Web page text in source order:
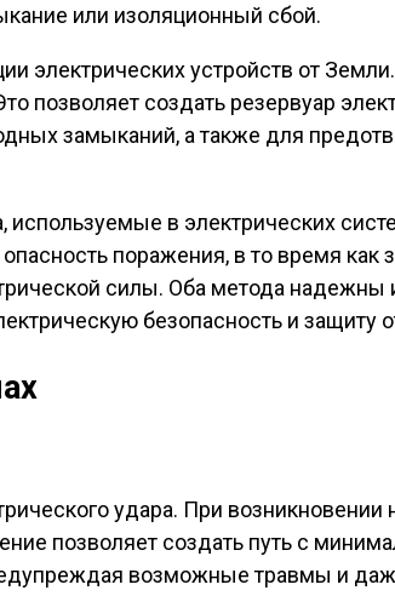
или изоляционный сбой.
электрических устройств от
позволяет создать резервуар
замыканий, а также для
в электрических
поражения, в то время как
силы. Оба метода
безопасность и защиту
удара. При
позволяет создать путь с
возможные травмы и